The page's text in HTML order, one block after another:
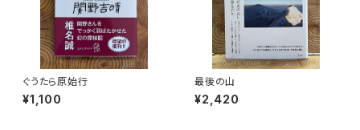
ぐうたら原始行
¥1,100
最後の山
¥2,420